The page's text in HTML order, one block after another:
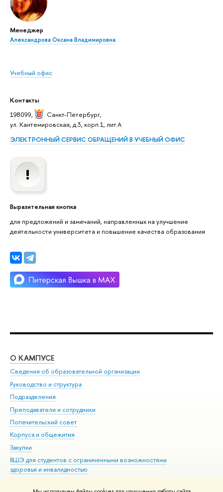
Менеджер
Александрова Оксана Владимировна
Учебный офис
Контакты
198099,
Санкт-Петербург,
ул. Кантемировская, д.3, корп.1, лит.А
ЭЛЕКТРОННЫЙ СЕРВИС ОБРАЩЕНИЙ В УЧЕБНЫЙ ОФИС
Выразительная кнопка
для предложений и замечаний, направленных на улучшение
деятельности университета и повышение качества образования
О КАМПУСЕ
Сведения об образовательной организации
Руководство и структура
Подразделения
Преподаватели и сотрудники
Попечительский совет
Корпуса и общежития
Закупки
ВШЭ для студентов с ограниченными возможностями
здоровья и инвалидностью